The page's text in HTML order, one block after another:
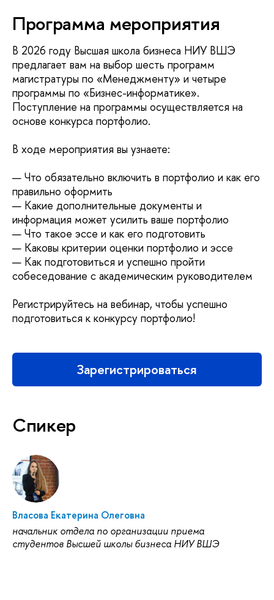
Программа мероприятия
В 2026 году Высшая школа бизнеса НИУ ВШЭ
предлагает вам на выбор шесть программ
магистратуры по «Менеджменту» и четыре
программы по «Бизнес-информатике».
Поступление на программы осуществляется на
основе конкурса портфолио.
В ходе мероприятия вы узнаете:
— Что обязательно включить в портфолио и как его
правильно оформить
— Какие дополнительные документы и
информация может усилить ваше портфолио
— Что такое эссе и как его подготовить
— Каковы критерии оценки портфолио и эссе
— Как подготовиться и успешно пройти
собеседование с академическим руководителем
Регистрируйтесь на вебинар, чтобы успешно
подготовиться к конкурсу портфолио!
Зарегистрироваться
Спикер
Власова Екатерина Олеговна
начальник отдела по организации приема
студентов Высшей школы бизнеса НИУ ВШЭ